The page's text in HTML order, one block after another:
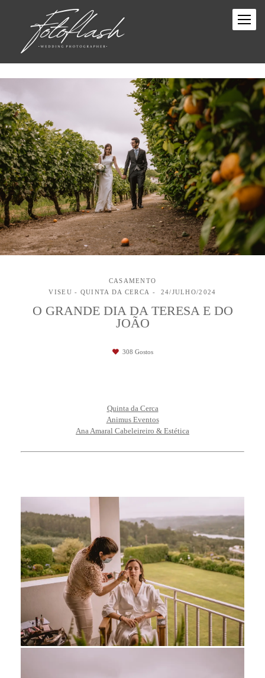
CASAMENTO
VISEU - QUINTA DA CERCA
24/JULHO/2024
O GRANDE DIA DA TERESA E DO
JOÃO
308 Gostos
Quinta da Cerca
Animus Eventos
Ana Amaral Cabeleireiro & Estética